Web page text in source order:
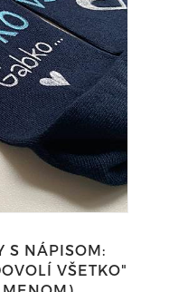
S NÁPISOM:
VŠETKO"